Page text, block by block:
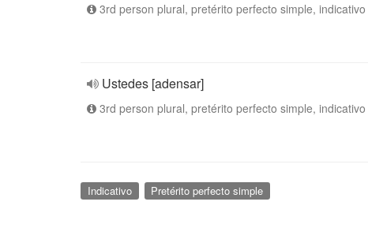
3rd person plural, pretérito perfecto simple, indicativo
Ustedes [adensar]
3rd person plural, pretérito perfecto simple, indicativo
Indicativo Pretérito perfecto simple